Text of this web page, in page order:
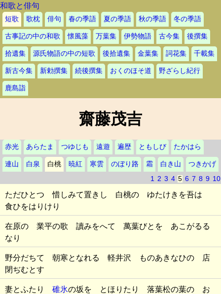
和歌と俳句
短歌 歌枕 俳句 春の季語 夏の季語 秋の季語 冬の季語
古事記の中の和歌 懐風藻 万葉集 伊勢物語 古今集 後撰集
拾遺集 源氏物語の中の短歌 後拾遺集 金葉集 詞花集 千載集
新古今集 新勅撰集 続後撰集 おくのほそ道 野ざらし紀行
鹿島詣
齋藤茂吉
赤光 あらたま つゆじも 遠遊 遍歴 ともしび たかはら
連山 白泉 白桃 暁紅 寒雲 のぼり路 霜 白き山
つきかげ
1 2 3 4 5 6 7 8 9 10
ただひとつ 惜しみて置きし 白桃の ゆたけきを吾は
食ひをはりけり
在原の 業平の歌 讀みをへて 萬葉びとを あこがるる
なり
野分だちて 朝寒となれる 軽井沢 ものあきなひの 店
閉ぢむとす
妻とふたり 碓氷の坂を とほりたり 落葉松の葉の お